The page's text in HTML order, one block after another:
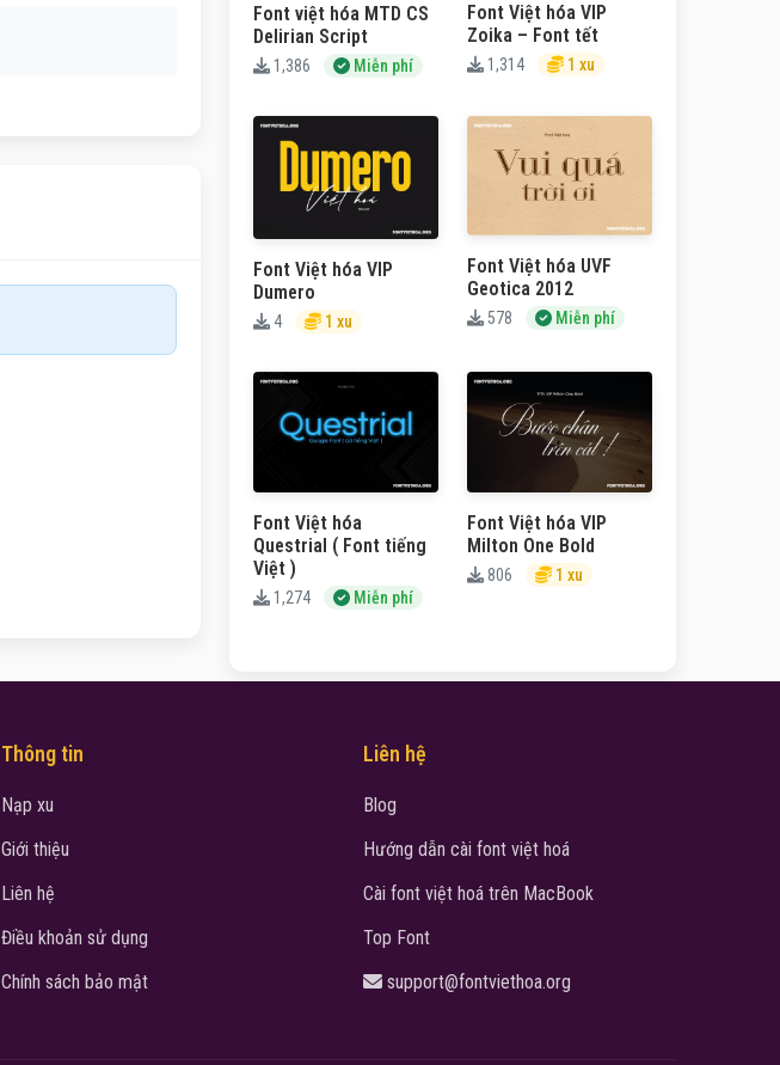
Font việt hóa MTD CS
Delirian Script
1,386 Miễn phí
Font Việt hóa VIP
Zoika – Font tết
1,314 1 xu
Font Việt hóa VIP
Dumero
4 1 xu
Font Việt hóa UVF
Geotica 2012
578 Miễn phí
Font Việt hóa
Questrial ( Font tiếng
Việt )
1,274 Miễn phí
Font Việt hóa VIP
Milton One Bold
806 1 xu
Thông tin
Nạp xu
Giới thiệu
Liên hệ
Điều khoản sử dụng
Chính sách bảo mật
Liên hệ
Blog
Hướng dẫn cài font việt hoá
Cài font việt hoá trên MacBook
Top Font
support@fontviethoa.org